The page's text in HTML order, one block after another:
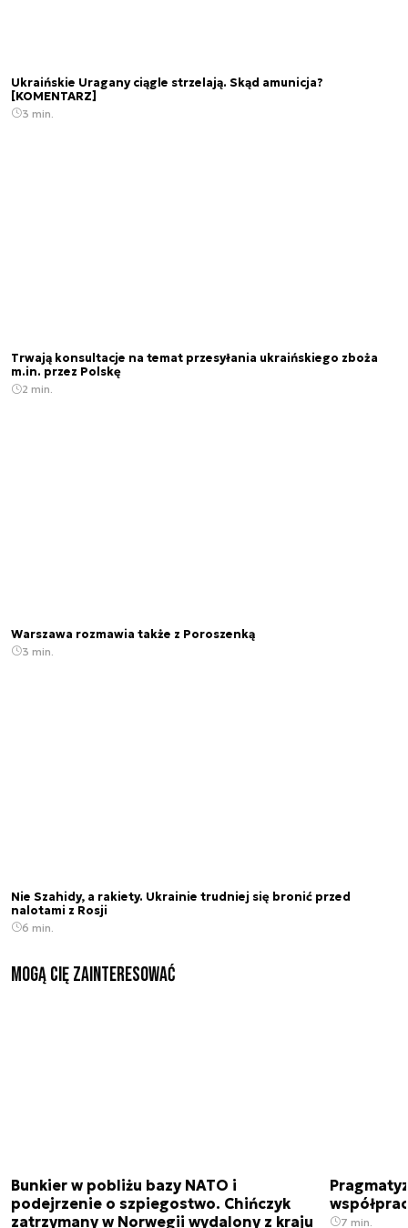
Ukraińskie Uragany ciągle strzelają. Skąd amunicja?
[KOMENTARZ]
3 min.
Trwają konsultacje na temat przesyłania ukraińskiego zboża
m.in. przez Polskę
2 min.
Warszawa rozmawia także z Poroszenką
3 min.
Nie Szahidy, a rakiety. Ukrainie trudniej się bronić przed
nalotami z Rosji
6 min.
Mogą Cię zainteresować
Bunkier w pobliżu bazy NATO i
podejrzenie o szpiegostwo. Chińczyk
zatrzymany w Norwegii wydalony z kraju
7 min.